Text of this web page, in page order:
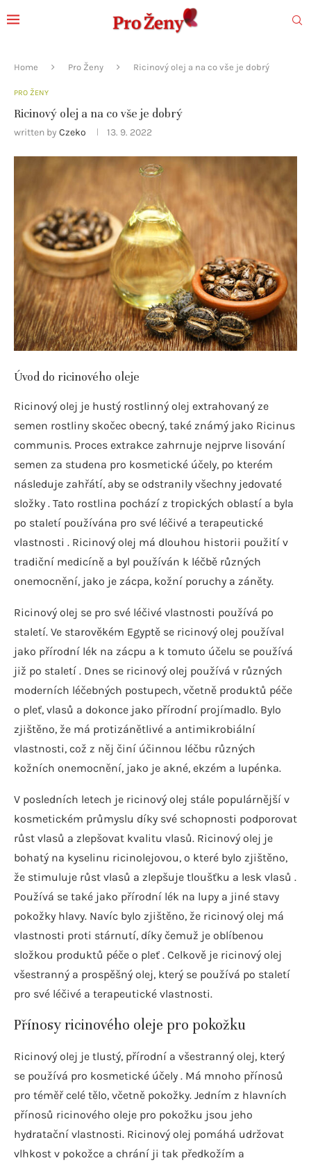
Home Pro Ženy Ricinový olej a na co vše je dobrý
PRO ŽENY
Ricinový olej a na co vše je dobrý
written by Czeko 13. 9. 2022
Úvod do ricinového oleje
Ricinový olej je hustý rostlinný olej extrahovaný ze
semen rostliny skočec obecný, také známý jako Ricinus
communis. Proces extrakce zahrnuje nejprve lisování
semen za studena pro kosmetické účely, po kterém
následuje zahřátí, aby se odstranily všechny jedovaté
složky . Tato rostlina pochází z tropických oblastí a byla
po staletí používána pro své léčivé a terapeutické
vlastnosti . Ricinový olej má dlouhou historii použití v
tradiční medicíně a byl používán k léčbě různých
onemocnění, jako je zácpa, kožní poruchy a záněty.
Ricinový olej se pro své léčivé vlastnosti používá po
staletí. Ve starověkém Egyptě se ricinový olej používal
jako přírodní lék na zácpu a k tomuto účelu se používá
již po staletí . Dnes se ricinový olej používá v různých
moderních léčebných postupech, včetně produktů péče
o pleť, vlasů a dokonce jako přírodní projímadlo. Bylo
zjištěno, že má protizánětlivé a antimikrobiální
vlastnosti, což z něj činí účinnou léčbu různých
kožních onemocnění, jako je akné, ekzém a lupénka.
V posledních letech je ricinový olej stále populárnější v
kosmetickém průmyslu díky své schopnosti podporovat
růst vlasů a zlepšovat kvalitu vlasů. Ricinový olej je
bohatý na kyselinu ricinolejovou, o které bylo zjištěno,
že stimuluje růst vlasů a zlepšuje tloušťku a lesk vlasů .
Používá se také jako přírodní lék na lupy a jiné stavy
pokožky hlavy. Navíc bylo zjištěno, že ricinový olej má
vlastnosti proti stárnutí, díky čemuž je oblíbenou
složkou produktů péče o pleť . Celkově je ricinový olej
všestranný a prospěšný olej, který se používá po staletí
pro své léčivé a terapeutické vlastnosti.
Přínosy ricinového oleje pro pokožku
Ricinový olej je tlustý, přírodní a všestranný olej, který
se používá pro kosmetické účely . Má mnoho přínosů
pro téměř celé tělo, včetně pokožky. Jedním z hlavních
přínosů ricinového oleje pro pokožku jsou jeho
hydratační vlastnosti. Ricinový olej pomáhá udržovat
vlhkost v pokožce a chrání ji tak předkožím a